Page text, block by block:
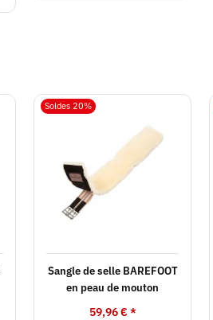
Soldes 20%
Sangle de selle BAREFOOT
en peau de mouton
59,96 € *